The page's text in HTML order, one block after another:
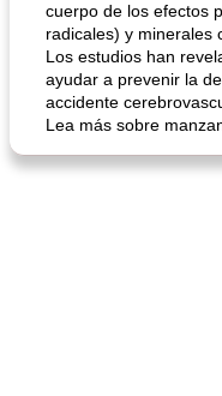
cuerpo de los efectos
radicales) y minerales
Los estudios han
ayudar a prevenir la
accidente
Lea más sobre